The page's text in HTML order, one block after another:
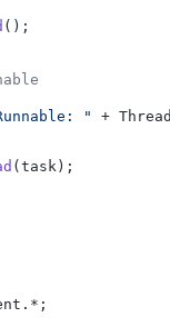
();
"
+
(task);